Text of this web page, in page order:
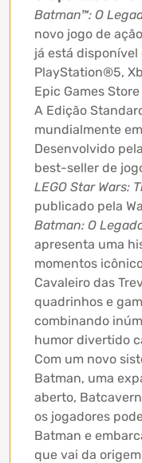
Batman™: O
novo jogo de
já está
PlayStation®5,
Epic Games
A Edição
mundialmente
Desenvolvido
best-seller de
LEGO Star Wars:
publicado pela
Batman: O
apresenta uma
momentos
Cavaleiro das
quadrinhos e
combinando
humor divertido
Com um novo
Batman, uma
aberto,
os jogadores
Batman e
que vai da